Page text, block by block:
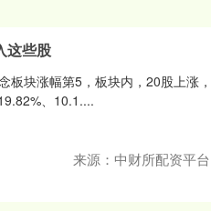
这些股
块涨幅第5，板块内，20股上涨，
、10.1....
来源：中财所配资平台